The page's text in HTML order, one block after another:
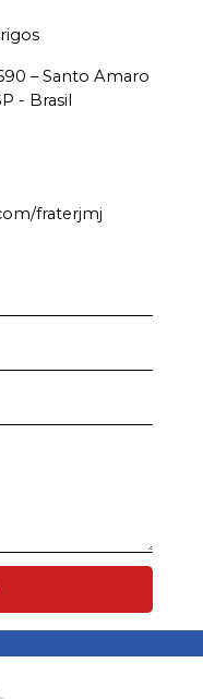
– Santo Amaro
- Brasil
fraterjmj